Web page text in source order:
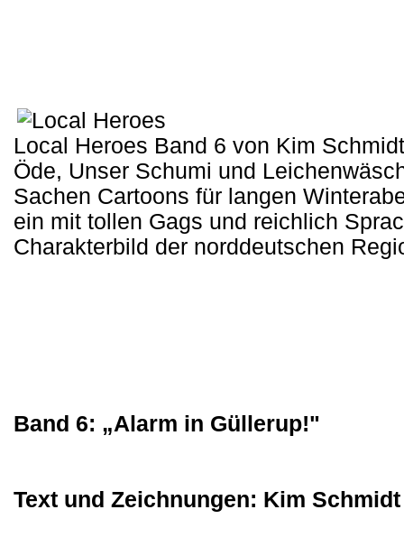
Local Heroes Band 6 von Kim
Öde, Unser Schumi und
Sachen Cartoons für langen
ein mit tollen Gags und reichlich
Charakterbild der norddeutschen
Band 6: „Alarm in Güllerup!"
Text und Zeichnungen: Kim Schmidt